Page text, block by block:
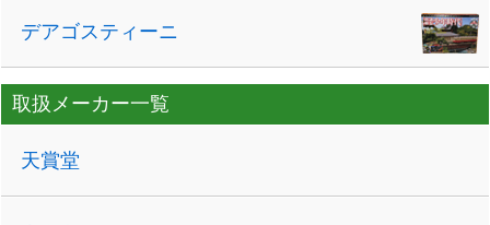
デアゴスティーニ
取扱メーカー一覧
天賞堂